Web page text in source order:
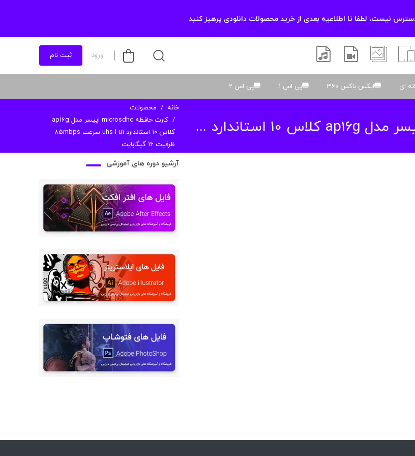
نیست، لطفا تا اطلاعیه بعدی از خرید محصولات دانلودی پرهیز کنید
والپیپر افتر افکتسموسیقی و صدا
ورود ثبت نام
ای ایکس باکس 360 پی اس 1 پی اس 2
خانه
محصولات
کارت حافظه microsdhc اپیسر مدل ap16g
کلاس 10 استاندارد uhs-i u1 سرعت 85mbps
ظرفیت 16 گیگابایت
آرشیو دوره های آموزشی